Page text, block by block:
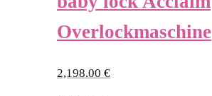
Overlockmaschine
2,198.00 €